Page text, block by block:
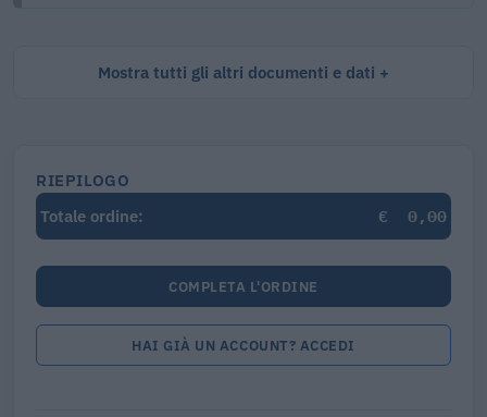
Mostra tutti gli altri documenti e dati
RIEPILOGO
Totale ordine:
€ 0,00
COMPLETA L'ORDINE
HAI GIÀ UN ACCOUNT? ACCEDI